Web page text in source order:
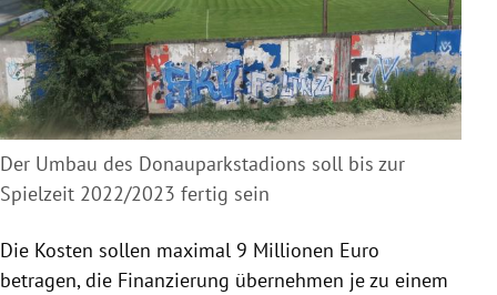
Der Umbau des Donauparkstadions soll bis zur
Spielzeit 2022/2023 fertig sein
Die Kosten sollen maximal 9 Millionen Euro
betragen, die Finanzierung übernehmen je zu einem